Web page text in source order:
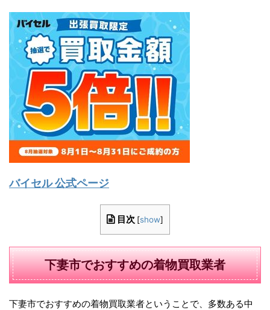
バイセル 公式ページ
目次 [show]
下妻市でおすすめの着物買取業者
下妻市でおすすめの着物買取業者ということで、多数ある中